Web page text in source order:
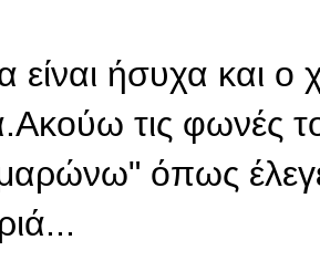
ήσυχα και ο
τις φωνές
όπως